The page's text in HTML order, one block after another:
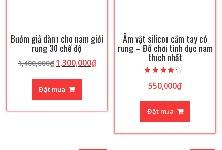
Bướm giả dành cho nam giới
rung 30 chế độ
1,400,000₫ Giá
1,400,000₫.
1,300,000₫Giá
Đặt mua
Âm vật silicon cầm tay có
rung – Đồ chơi tình dục nam
thích nhất
hạng
4.00
550,000₫
Đặt mua